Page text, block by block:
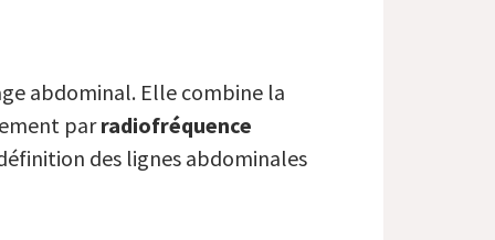
abdominal. Elle combine la
parradiofréquence
des lignes abdominales